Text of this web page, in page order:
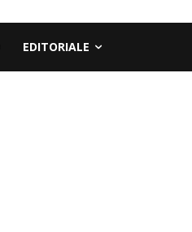
EDITORIALE